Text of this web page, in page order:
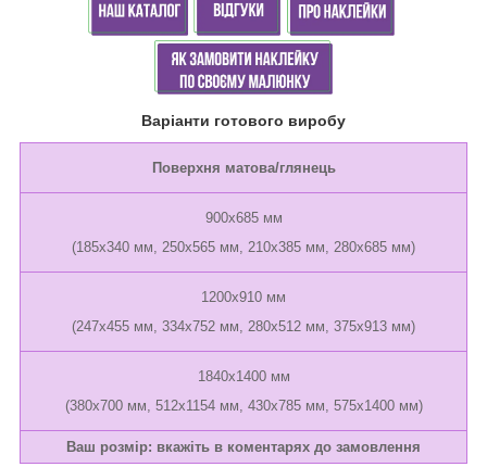
Варіанти готового виробу
Поверхня матова/глянець
900х685 мм
(185х340 мм, 250х565 мм, 210х385 мм, 280х685 мм)
1200х910 мм
(247х455 мм, 334х752 мм, 280х512 мм, 375х913 мм)
1840x1400 мм
(380х700 мм, 512х1154 мм, 430х785 мм, 575х1400 мм)
Ваш розмір: вкажіть в коментарях до замовлення